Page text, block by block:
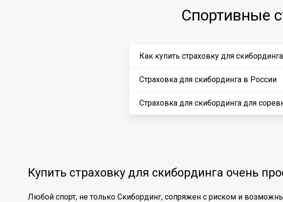
Спортивные
Как купить страховку для скибординга
Страховка для скибординга в России
Страховка для скибординга для
Купить страховку для скибординга очень
Любой спорт, не только Скибординг, сопряжен с риском и